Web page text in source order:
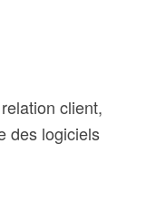
client,
des logiciels